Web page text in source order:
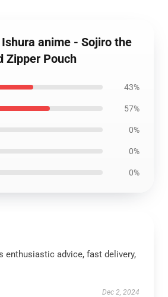
anime - Sojiro the
Zipper Pouch
43%
57%
0%
0%
0%
enthusiastic advice, fast delivery,
Dec 2, 2024